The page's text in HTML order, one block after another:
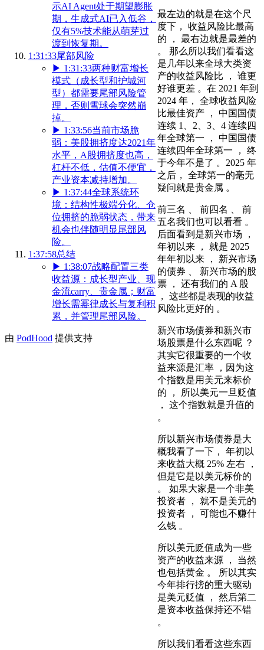
示AI Agent处于期望膨胀
期，生成式AI已入低谷，
仅有5%技术能从萌芽过
渡到恢复期。
1:31:33尾部风险
▶ 1:31:33两种财富增长
模式（成长型和护城河
型）都需要尾部风险管
理，否则雪球会突然崩
掉。
▶ 1:33:56当前市场脆
弱：美股拥挤度达2021年
水平，A股拥挤度也高，
杠杆不低，估值不便宜，
产业资本减持增加。
▶ 1:37:44全球系统环
境：结构性极端分化、仓
位拥挤的脆弱状态，带来
机会也伴随明显尾部风
险。
1:37:58总结
▶ 1:38:07战略配置三类
收益源：成长型产业、现
金流carry、贵金属；财富
增长需幂律成长与复利积
累，并管理尾部风险。
由 PodHood 提供支持
最左边的就是在这个尺
度下， 收益风险比最高
的 ， 最右边就是最差的
。 那么所以我们看看这
是几年以来全球大类资
产的收益风险比 ， 谁更
好谁更差 。在 2021 年到
2024 年， 全球收益风险
比最佳资产 ， 中国国债
连续 1、2、3、4 连续四
年全球第一 ， 中国国债
连续四年全球第一 ， 终
于今年不是了 。2025 年
之后， 全球第一的毫无
疑问就是贵金属 。
前三名 、 前四名 、 前
五名我们也可以看看 。
后面看到是新兴市场 ，
年初以来 ， 就是 2025
年年初以来 ， 新兴市场
的债券 、 新兴市场的股
票 ， 还有我们的 A 股
， 这些都是表现的收益
风险比更好的 。
新兴市场债券和新兴市
场股票是什么东西呢 ？
其实它很重要的一个收
益来源是汇率 ，因为这
个指数是用美元来标价
的 ， 所以美元一旦贬值
， 这个指数就是升值的
。
所以新兴市场债券是大
概我看了一下， 年初以
来收益大概 25% 左右 ，
但是它是以美元标价的
。 如果大家是一个非美
投资者 ， 就不是美元的
投资者 ， 可能也不赚什
么钱 。
所以美元贬值成为一些
资产的收益来源 ， 当然
也包括黄金 。 所以其实
今年排行搒的重大驱动
是美元贬值 ， 然后第二
是资本收益保持还不错
。
所以我们看看这些东西